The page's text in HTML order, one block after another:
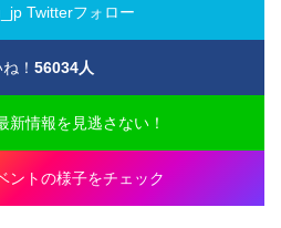
Twitterフォロー
！ 56034人
新情報を見逃さない！
ントの様子をチェック